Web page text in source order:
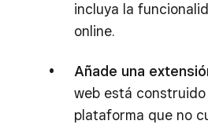
incluya la
online.
Añade una
web está construido
plataforma que no